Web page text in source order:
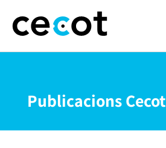
Publicacions Cecot